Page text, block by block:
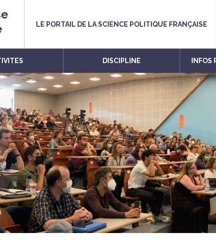
LE PORTAIL DE LA SCIENCE POLITIQUE FRANÇAISE
DISCIPLINE INFOS